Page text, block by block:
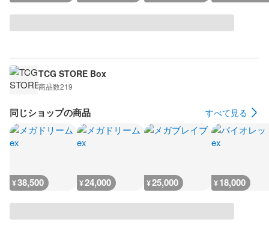
TCG STORE Box
商品数219
同じショップの商品 すべて見る
¥38,500 ¥24,000 ¥25,000 ¥18,000